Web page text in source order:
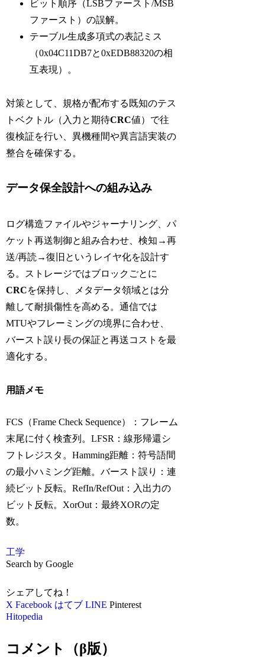
ビット順序（LSBファースト/MSB
ファースト）の誤解。
テーブル生成多項式の表記ミス
（0x04C11DB7と0xEDB88320の相
互表現）。
対策として、規格が配布する既知のテス
トベクトル（入力と期待CRC値）で往
復検証を行い、異機種間や異言語実装の
整合を確保する。
データ保全設計への組み込み
ログ構造ファイルやジャーナリング、パ
ケット再送制御と組み合わせ、検知→再
送/再読→復旧というレイヤ化を設計す
る。ストレージではブロックごとに
CRCを保持し、メタデータ領域とは分
離して耐損傷性を高める。通信では
MTUやフレーミングの境界に合わせ、
バースト誤り長の保証と再送コストを最
適化する。
用語メモ
FCS（Frame Check Sequence）：フレーム
末尾に付く検査列。LFSR：線形帰還シ
フトレジスタ。Hamming距離：符号語間
の最小ハミング距離。バースト誤り：連
続ビット反転。RefIn/RefOut：入出力の
ビット反転。XorOut：最終XORの定
数。
工学
Search by Google
シェアしてね！
X Facebook はてブ LINE Pinterest
Hitopedia
コメント（β版）